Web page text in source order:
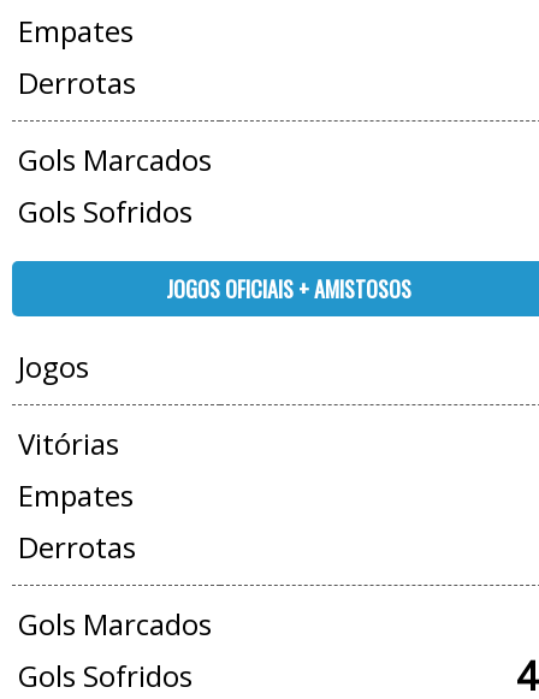
Empates
Derrotas
Gols Marcados
Gols Sofridos
JOGOS OFICIAIS + AMISTOSOS
Jogos
Vitórias
Empates
Derrotas
Gols Marcados
Gols Sofridos